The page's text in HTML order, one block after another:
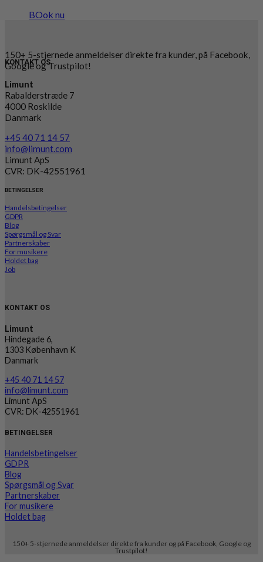
BOok nu
150+ 5-stjernede anmeldelser direkte fra kunder, på Facebook,
Google og Trustpilot!
KONTAKT OS
Limunt
Rabalderstræde 7
4000 Roskilde
Danmark
+45 40 71 14 57
info@limunt.com
Limunt ApS
CVR: DK-42551961
BETINGELSER
Handelsbetingelser
GDPR
Blog
Spørgsmål og Svar
Partnerskaber
For musikere
Holdet bag
Job
KONTAKT OS
Limunt
Hindegade 6,
1303 København K
Danmark
+45 40 71 14 57
info@limunt.com
Limunt ApS
CVR: DK-42551961
BETINGELSER
Handelsbetingelser
GDPR
Blog
Spørgsmål og Svar
Partnerskaber
For musikere
Holdet bag
150+ 5-stjernede anmeldelser direkte fra kunder og på Facebook, Google og
Trustpilot!